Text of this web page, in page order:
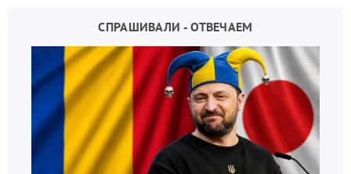
СПРАШИВАЛИ - ОТВЕЧАЕМ